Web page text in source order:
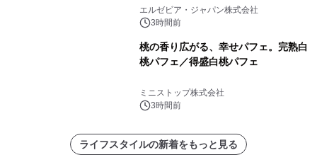
エルゼビア・ジャパン株式会社
3時間前
桃の香り広がる、幸せパフェ。完熟白
桃パフェ／得盛白桃パフェ
ミニストップ株式会社
3時間前
ライフスタイルの新着をもっと見る